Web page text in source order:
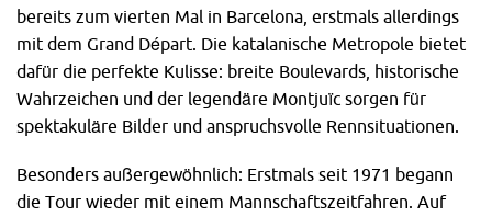
bereits zum vierten Mal in Barcelona, erstmals allerdings
mit dem Grand Départ. Die katalanische Metropole bietet
dafür die perfekte Kulisse: breite Boulevards, historische
Wahrzeichen und der legendäre Montjuïc sorgen für
spektakuläre Bilder und anspruchsvolle Rennsituationen.
Besonders außergewöhnlich: Erstmals seit 1971 begann
die Tour wieder mit einem Mannschaftszeitfahren. Auf